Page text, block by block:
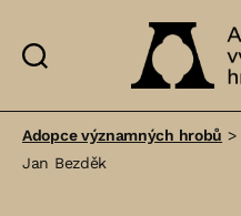
Adopce významných hrobů >
Jan Bezděk